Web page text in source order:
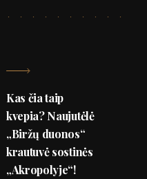
Kas čia taip
kvepia? Naujutėlė
„Biržų duonos“
krautuvė sostinės
„Akropolyje“!